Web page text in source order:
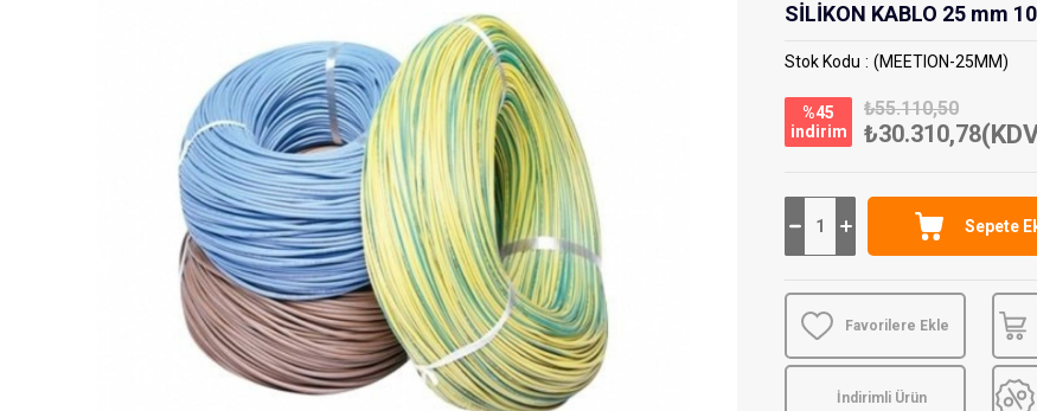
SİLİKON KABLO 25 mm
Stok Kodu (MEETION-25MM)
%45
i̇ndirim
₺55.110,50
₺30.310,78
Favorilere Ekle
İndirimli Ürün